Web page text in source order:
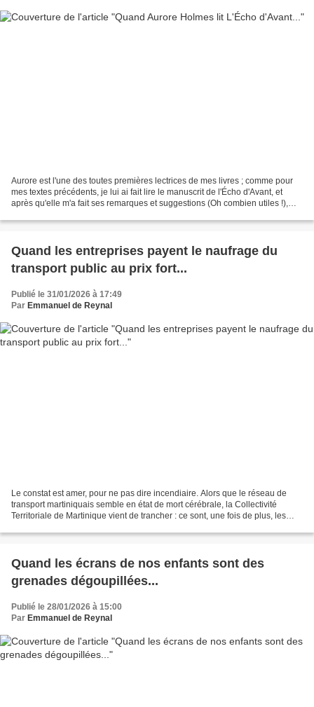
Aurore est l'une des toutes premières lectrices de mes livres ; comme pour
mes textes précédents, je lui ai fait lire le manuscrit de l'Écho d'Avant, et
après qu'elle m'a fait ses remarques et suggestions (Oh combien utiles !),
Quand les entreprises payent le naufrage du
transport public au prix fort...
Publié le 31/01/2026 à 17:49
Par Emmanuel de Reynal
Le constat est amer, pour ne pas dire incendiaire. Alors que le réseau de
transport martiniquais semble en état de mort cérébrale, la Collectivité
Territoriale de Martinique vient de trancher : ce sont, une fois de plus, les
Quand les écrans de nos enfants sont des
grenades dégoupillées...
Publié le 28/01/2026 à 15:00
Par Emmanuel de Reynal